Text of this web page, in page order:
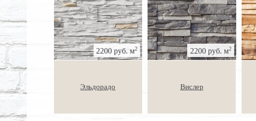
2200 руб. м2
Эльдорадо
2200 руб. м2
Вислер